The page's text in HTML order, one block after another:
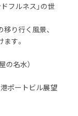
フルネス」の世
り行く風景、
す。
の名水）
ポートビル展望